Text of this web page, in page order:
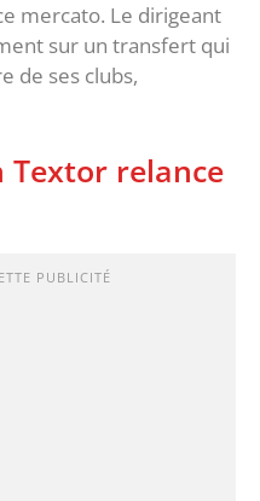
mercato. Le dirigeant
sur un transfert qui
de ses clubs,
Textor relance
PUBLICITÉ